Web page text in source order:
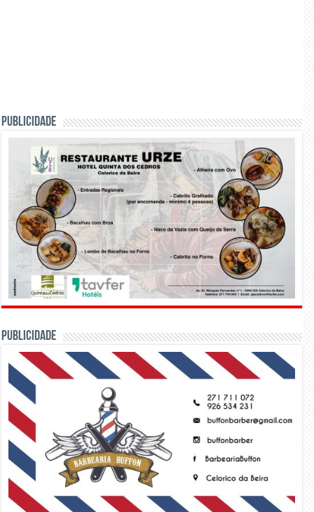
PUBLICIDADE
PUBLICIDADE